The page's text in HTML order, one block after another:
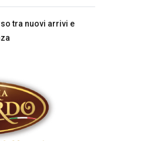
tra nuovi arrivi e